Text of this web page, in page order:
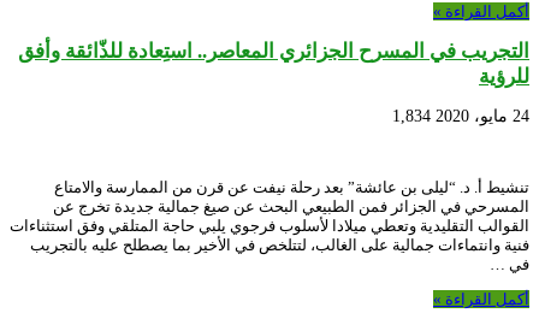
أكمل القراءة »
التجريب في المسرح الجزائري المعاصر.. استِعادة للذّائقة وأفق
للرؤية
24 مايو، 2020 1,834
تنشيط أ. د. “ليلى بن عائشة” بعد رحلة نيفت عن قرن من الممارسة والامتاع
المسرحي في الجزائر فمن الطبيعي البحث عن صيغ جمالية جديدة تخرج عن
القوالب التقليدية وتعطي ميلادا لأسلوب فرجوي يلبي حاجة المتلقي وفق استثناءات
فنية وانتماءات جمالية على الغالب، لتتلخص في الأخير بما يصطلح عليه بالتجريب
في …
أكمل القراءة »